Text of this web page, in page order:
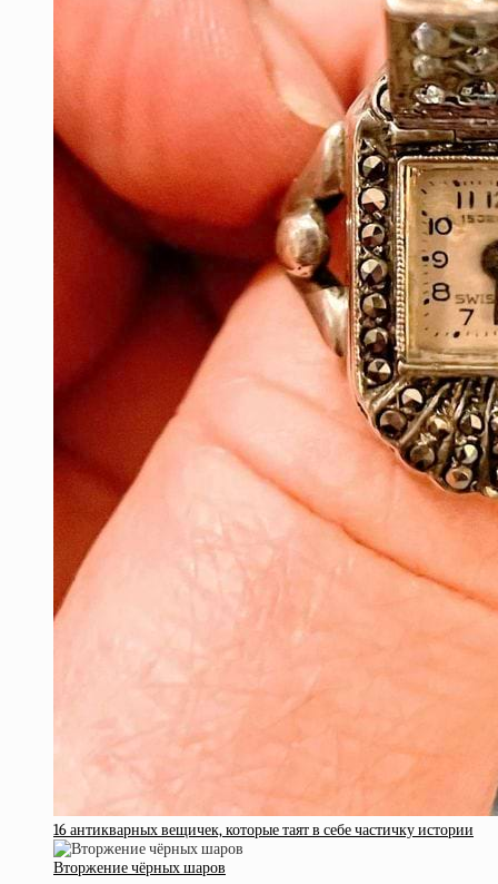
16 антикварных вещичек, которые таят в себе частичку истории
Вторжение чёрных шаров